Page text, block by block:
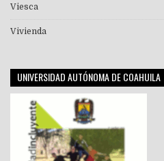
Viesca
Vivienda
UNIVERSIDAD AUTÓNOMA DE COAHUILA